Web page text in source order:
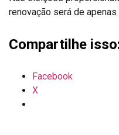
renovação será de apenas
Compartilhe
Facebook
X